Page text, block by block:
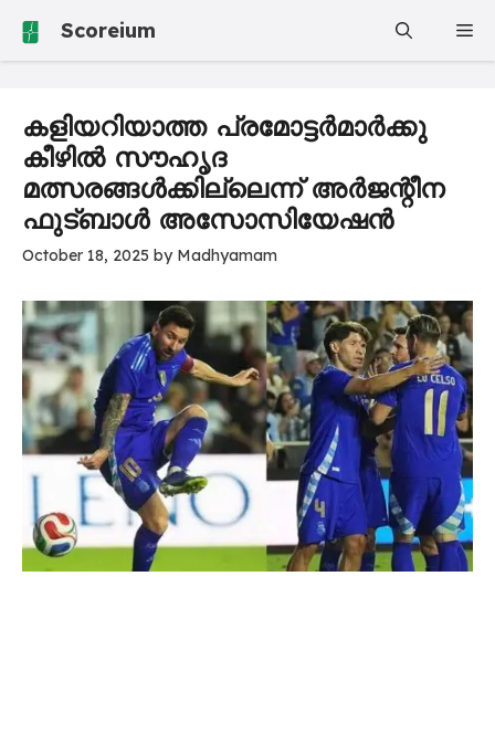
Scoreium
കളിയറിയാത്ത പ്രമോട്ടർമാർക്കു
കീഴിൽ സൗഹൃദ
മത്സരങ്ങൾക്കില്ലെന്ന് അർജന്റീന
ഫുട്ബാൾ അസോസിയേഷൻ
October 18, 2025 by Madhyamam